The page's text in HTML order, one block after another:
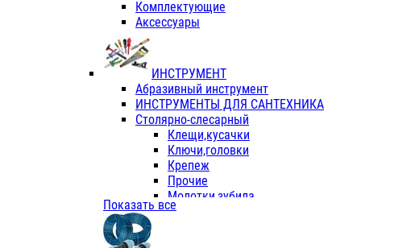
Комплектующие
Аксессуары
ИНСТРУМЕНТ
Абразивный инструмент
ИНСТРУМЕНТЫ ДЛЯ САНТЕХНИКА
Столярно-слесарный
Клещи,кусачки
Ключи,головки
Крепеж
Прочие
Молотки,зубила
Пассатижи,тонкогубцы,утконосы
Показать все